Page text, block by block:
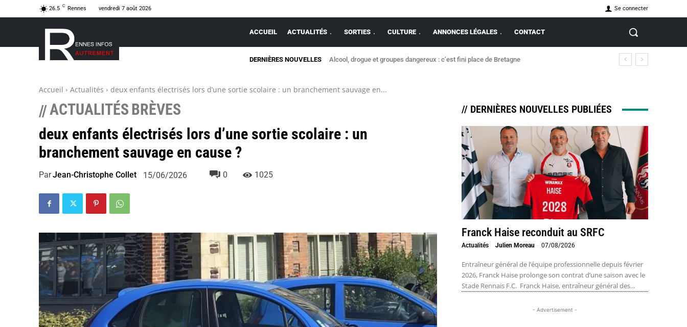
26.5 C Rennes vendredi 7 août 2026 Se connecter
ACCUEIL ACTUALITÉS SORTIES CULTURE ANNONCES LÉGALES CONTACT
DERNIÈRES NOUVELLES Alcool, drogue et groupes dangereux : c’est fini place de Bretagne
Accueil Actualités deux enfants électrisés lors d’une sortie scolaire : un branchement sauvage en...
//ACTUALITÉS BRÈVES
deux enfants électrisés lors d’une sortie scolaire : un
branchement sauvage en cause ?
ParJean-Christophe Collet 15/06/2026 0 1025
// DERNIÈRES NOUVELLES PUBLIÉES
Franck Haise reconduit au SRFC
Actualités Julien Moreau - 07/08/2026
Entraîneur général de l’équipe professionnelle depuis février
2026, Franck Haise prolonge son contrat d’une saison avec le
Stade Rennais F.C. Franck Haise, entraîneur général des...
- Advertisement -